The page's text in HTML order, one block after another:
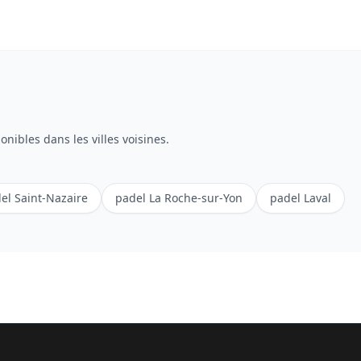
dans les villes voisines.
Saint-Nazaire padel La Roche-sur-Yon padel Laval